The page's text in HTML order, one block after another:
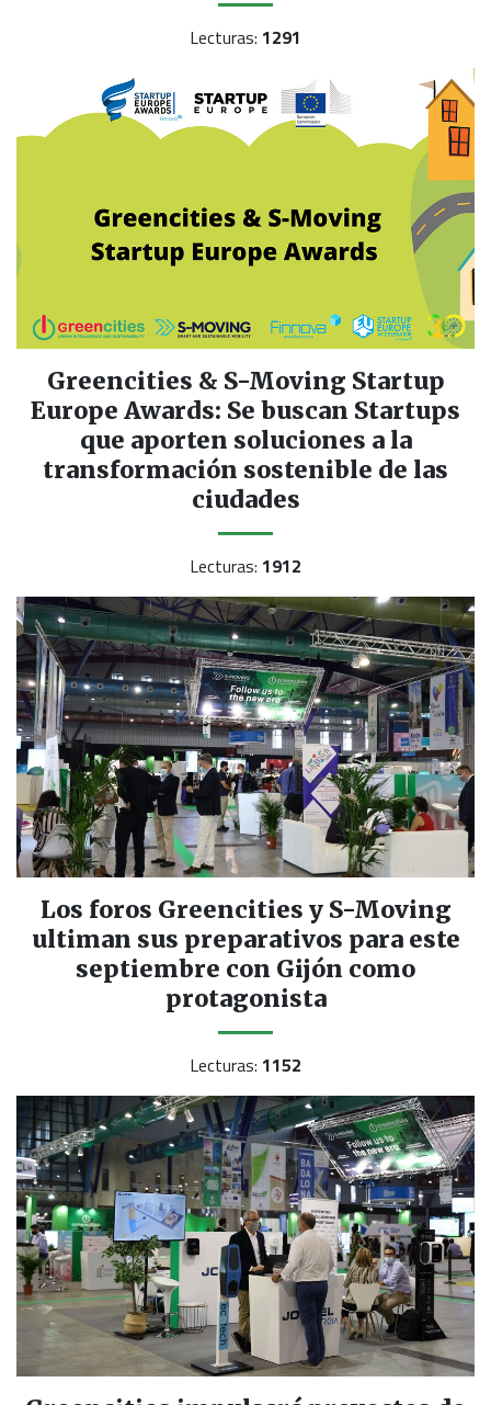
Lecturas: 1291
Greencities & S-Moving Startup
Europe Awards: Se buscan Startups
que aporten soluciones a la
transformación sostenible de las
ciudades
Lecturas: 1912
Los foros Greencities y S-Moving
ultiman sus preparativos para este
septiembre con Gijón como
protagonista
Lecturas: 1152